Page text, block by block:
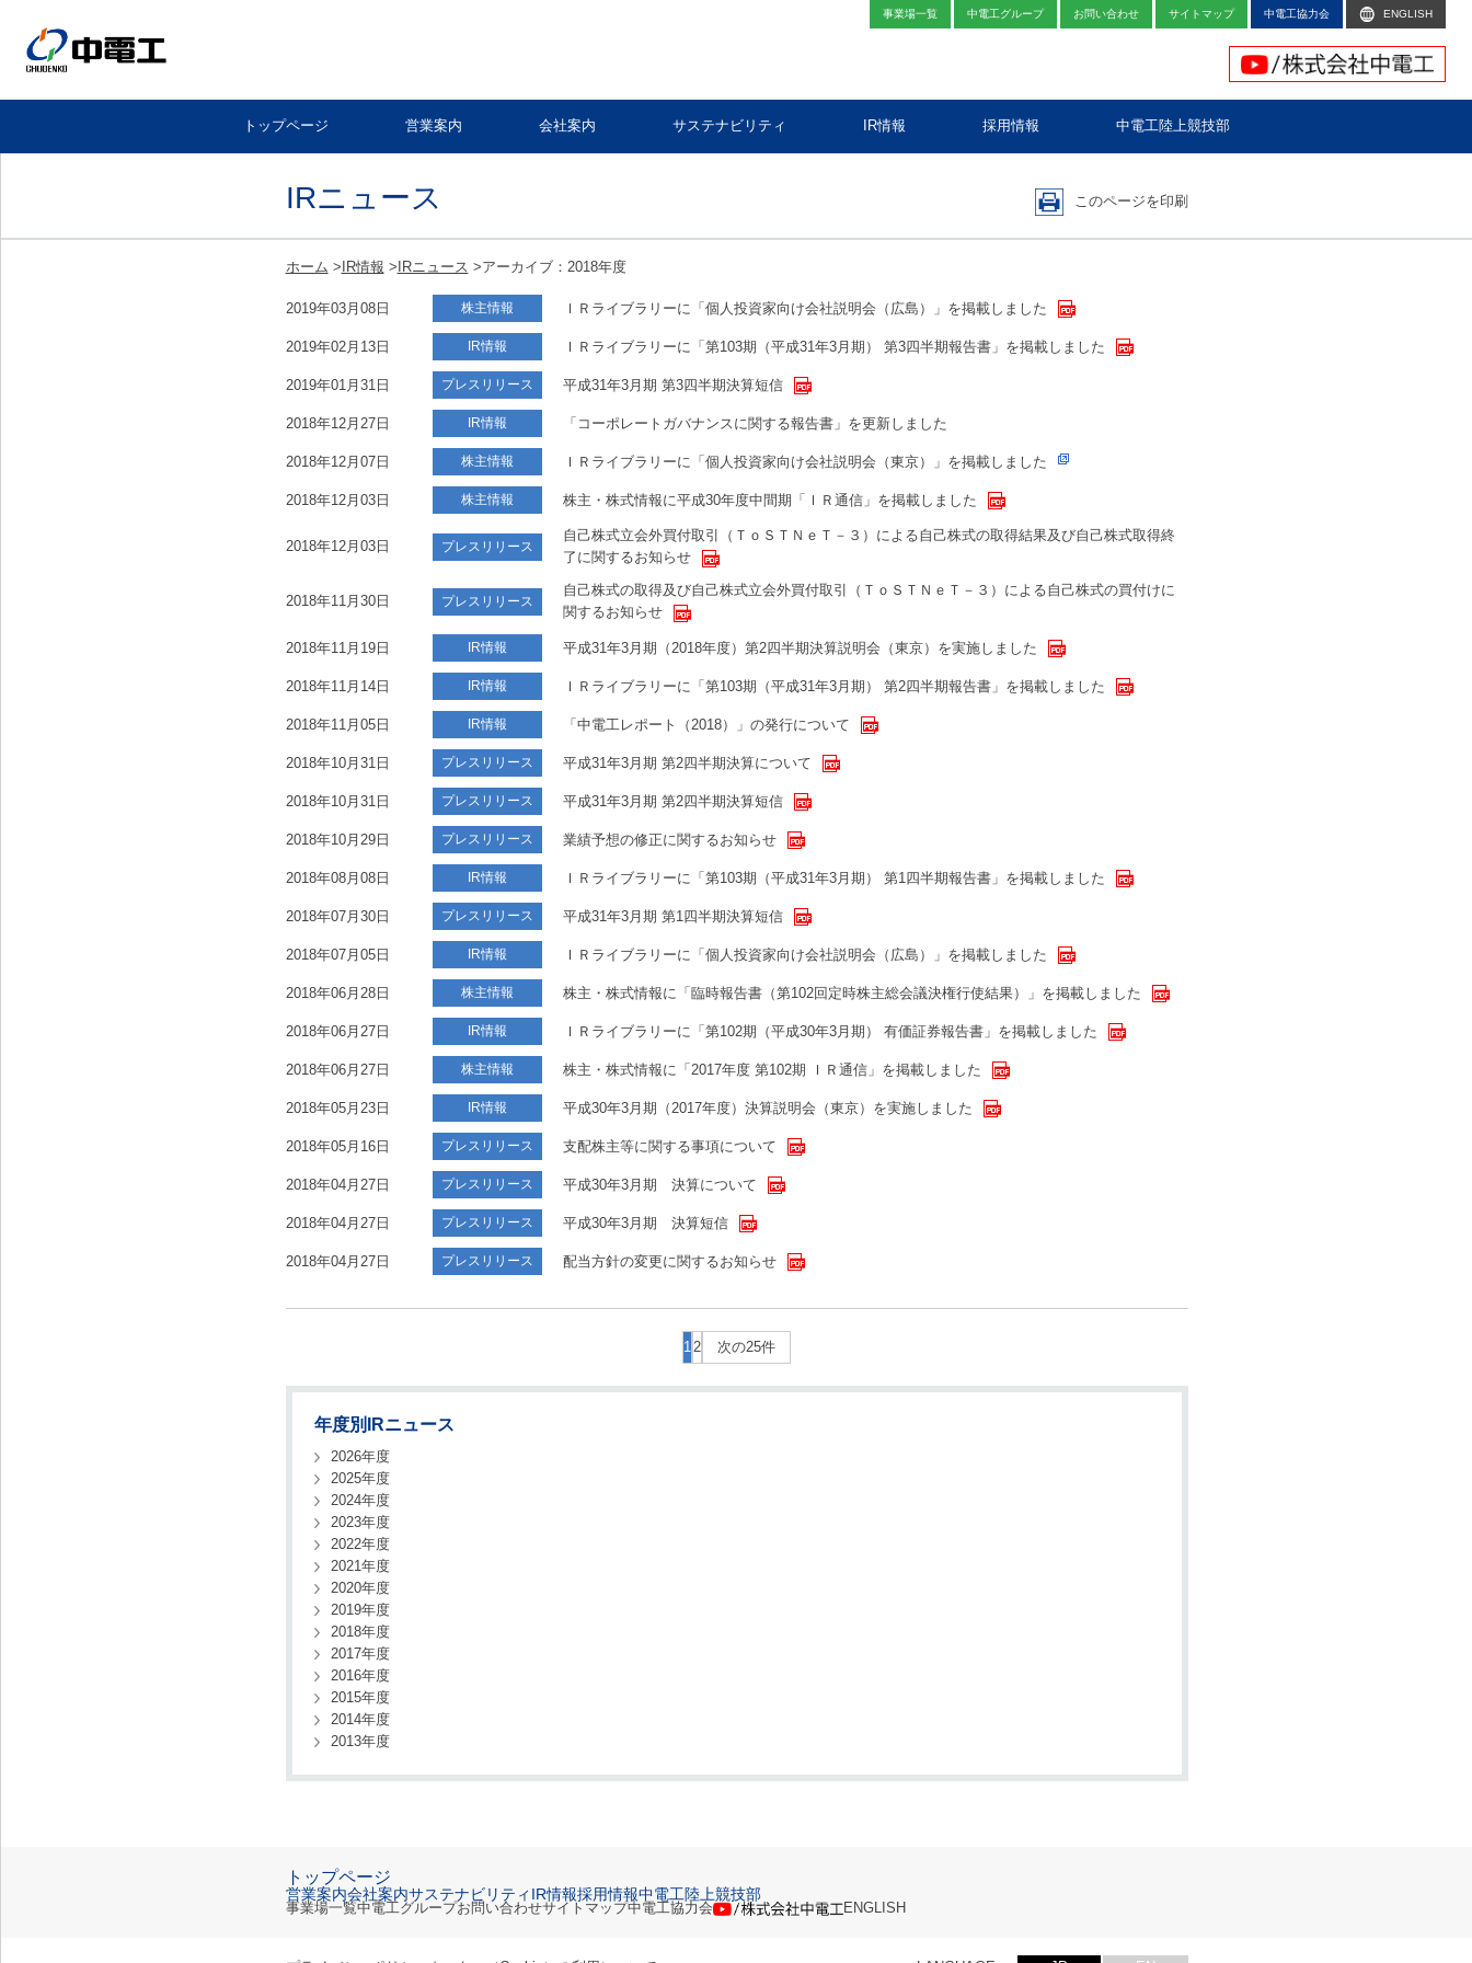
トップページ 営業案内 会社案内 サステナビリティ IR情報 採用情報 中電工陸上競技部
事業場一覧 中電工グループ お問い合わせ サイトマップ 中電工協力会 ENGLISH
IRニュース このページを印刷
ホーム > IR情報 > IRニュース >アーカイブ：2018年度
2019年03月08日 株主情報 ＩＲライブラリーに「個人投資家向け会社説明会（広島）」を掲載しました
2019年02月13日 IR情報 ＩＲライブラリーに「第103期（平成31年3月期） 第3四半期報告書」を掲載しました
2019年01月31日 プレスリリース 平成31年3月期 第3四半期決算短信
2018年12月27日 IR情報 「コーポレートガバナンスに関する報告書」を更新しました
2018年12月07日 株主情報 ＩＲライブラリーに「個人投資家向け会社説明会（東京）」を掲載しました
2018年12月03日 株主情報 株主・株式情報に平成30年度中間期「ＩＲ通信」を掲載しました
2018年12月03日 プレスリリース
自己株式立会外買付取引（ＴｏＳＴＮｅＴ－３）による自己株式の取得結果及び自己株式取得終
了に関するお知らせ
2018年11月30日 プレスリリース
自己株式の取得及び自己株式立会外買付取引（ＴｏＳＴＮｅＴ－３）による自己株式の買付けに
関するお知らせ
2018年11月19日 IR情報 平成31年3月期（2018年度）第2四半期決算説明会（東京）を実施しました
2018年11月14日 IR情報 ＩＲライブラリーに「第103期（平成31年3月期） 第2四半期報告書」を掲載しました
2018年11月05日 IR情報 「中電工レポート（2018）」の発行について
2018年10月31日 プレスリリース 平成31年3月期 第2四半期決算について
2018年10月31日 プレスリリース 平成31年3月期 第2四半期決算短信
2018年10月29日 プレスリリース 業績予想の修正に関するお知らせ
2018年08月08日 IR情報 ＩＲライブラリーに「第103期（平成31年3月期） 第1四半期報告書」を掲載しました
2018年07月30日 プレスリリース 平成31年3月期 第1四半期決算短信
2018年07月05日 IR情報 ＩＲライブラリーに「個人投資家向け会社説明会（広島）」を掲載しました
2018年06月28日 株主情報 株主・株式情報に「臨時報告書（第102回定時株主総会議決権行使結果）」を掲載しました
2018年06月27日 IR情報 ＩＲライブラリーに「第102期（平成30年3月期） 有価証券報告書」を掲載しました
2018年06月27日 株主情報 株主・株式情報に「2017年度 第102期 ＩＲ通信」を掲載しました
2018年05月23日 IR情報 平成30年3月期（2017年度）決算説明会（東京）を実施しました
2018年05月16日 プレスリリース 支配株主等に関する事項について
2018年04月27日 プレスリリース 平成30年3月期 決算について
2018年04月27日 プレスリリース 平成30年3月期 決算短信
2018年04月27日 プレスリリース 配当方針の変更に関するお知らせ
12 次の25件
年度別IRニュース
2026年度
2025年度
2024年度
2023年度
2022年度
2021年度
2020年度
2019年度
2018年度
2017年度
2016年度
2015年度
2014年度
2013年度
トップページ
営業案内会社案内サステナビリティ IR情報採用情報中電工陸上競技部
事業場一覧中電工グループお問い合わせサイトマップ中電工協力会 ENGLISH